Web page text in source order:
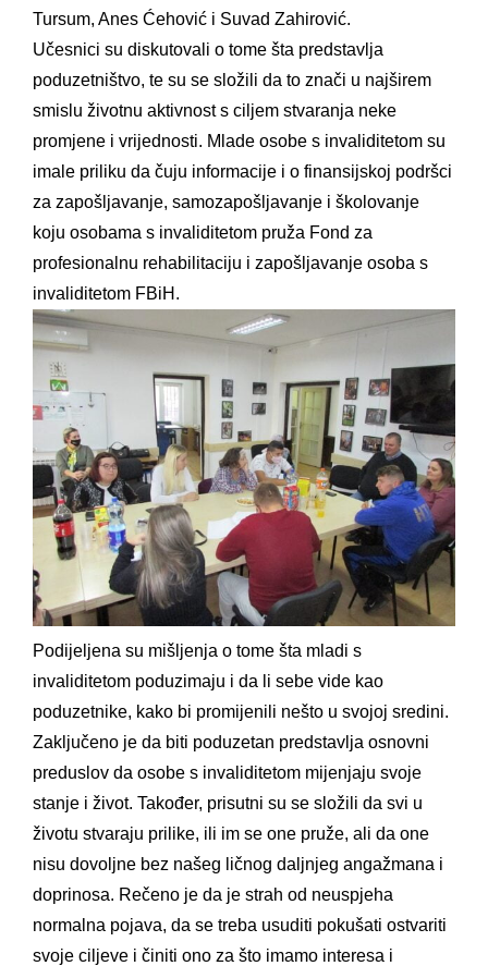
Tursum, Anes Ćehović i Suvad Zahirović.
Učesnici su diskutovali o tome šta predstavlja
poduzetništvo, te su se složili da to znači u najširem
smislu životnu aktivnost s ciljem stvaranja neke
promjene i vrijednosti. Mlade osobe s invaliditetom su
imale priliku da čuju informacije i o finansijskoj podršci
za zapošljavanje, samozapošljavanje i školovanje
koju osobama s invaliditetom pruža Fond za
profesionalnu rehabilitaciju i zapošljavanje osoba s
invaliditetom FBiH.
Podijeljena su mišljenja o tome šta mladi s
invaliditetom poduzimaju i da li sebe vide kao
poduzetnike, kako bi promijenili nešto u svojoj sredini.
Zaključeno je da biti poduzetan predstavlja osnovni
preduslov da osobe s invaliditetom mijenjaju svoje
stanje i život. Također, prisutni su se složili da svi u
životu stvaraju prilike, ili im se one pruže, ali da one
nisu dovoljne bez našeg ličnog daljnjeg angažmana i
doprinosa. Rečeno je da je strah od neuspjeha
normalna pojava, da se treba usuditi pokušati ostvariti
svoje ciljeve i činiti ono za što imamo interesa i